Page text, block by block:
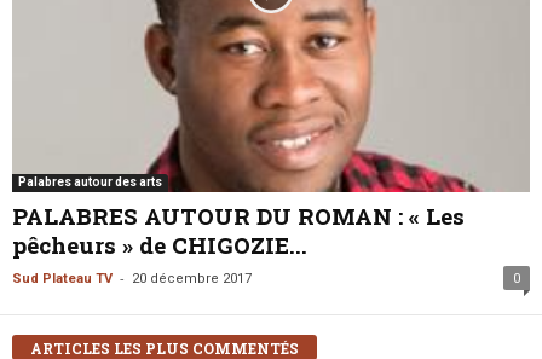
Palabres autour des arts
PALABRES AUTOUR DU ROMAN : « Les
pêcheurs » de CHIGOZIE...
Sud Plateau TV - 20 décembre 2017 0
ARTICLES LES PLUS COMMENTÉS